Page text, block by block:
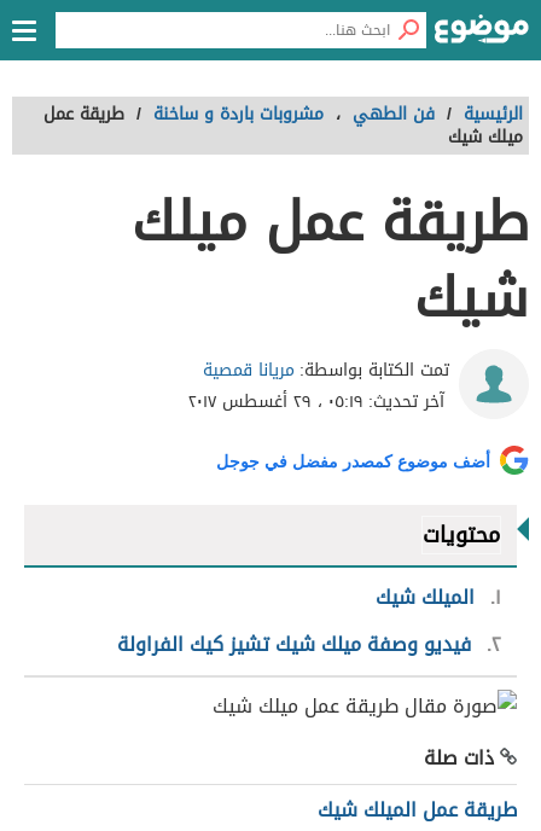
الرئيسية / فن الطهي ، مشروبات باردة و ساخنة / طريقة عمل
ميلك شيك
طريقة عمل ميلك
شيك
تمت الكتابة بواسطة: مريانا قمصية
آخر تحديث: ٠٥:١٩ ، ٢٩ أغسطس ٢٠١٧
أضف موضوع كمصدر مفضل في جوجل
محتويات
١
الميلك شيك
٢ فيديو وصفة ميلك شيك تشيز كيك الفراولة
ذات صلة
طريقة عمل الميلك شيك